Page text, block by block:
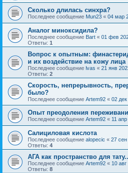
Сколько длилась синхра?
Последнее сообщение Mun23 « 04 мар
Аналог миноксидила?
Последнее сообщение Bart « 01 фев
Ответы: 1
Вопрос к опытным:
и их воздействие на кожу лица
Последнее сообщение lvas « 21 янв
Ответы: 2
Скорость, непрерывность,
было?
Последнее сообщение Artem92 « 02
Опыт преодоления
Последнее сообщение Artem92 « 11
Салициловая кислота
Последнее сообщение alopecic « 27
Ответы: 4
АГА как пространство для
Последнее сообщение Artem92 « 10
Ответы: 8